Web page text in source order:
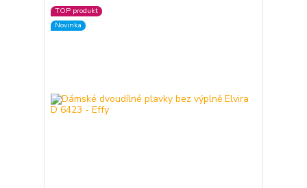
TOP produkt
Novinka